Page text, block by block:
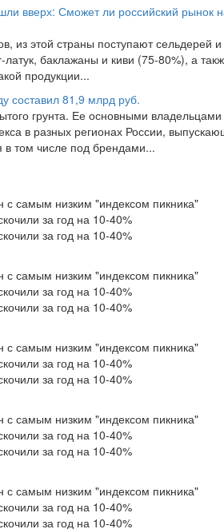
вверх: Сможет ли российский рынок
из этой страны поступают
-латук, баклажаны и киви (75-80%), а
продукции...
составил 81,9 млрд руб.
грунта. Ее основными
в разных регионах России,
том числе под брендами...
с самым низким "индексом пикника"
за год на 10-40%
за год на 10-40%
с самым низким "индексом пикника"
за год на 10-40%
за год на 10-40%
с самым низким "индексом пикника"
за год на 10-40%
за год на 10-40%
с самым низким "индексом пикника"
за год на 10-40%
за год на 10-40%
с самым низким "индексом пикника"
за год на 10-40%
за год на 10-40%